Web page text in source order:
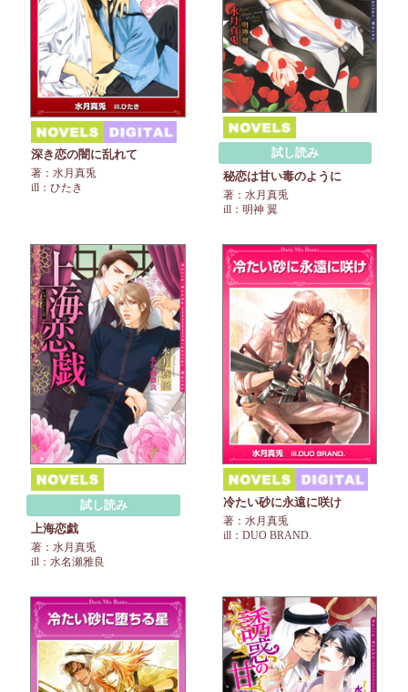
深き恋の闇に乱れて
著：水月真兎
ill：ひたき
試し読み
秘恋は甘い毒のように
著：水月真兎
ill：明神 翼
試し読み
上海恋戯
著：水月真兎
ill：水名瀬雅良
冷たい砂に永遠に咲け
著：水月真兎
ill：DUO BRAND.